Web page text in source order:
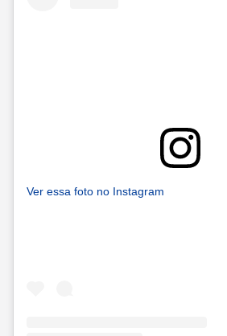
Ver essa foto no Instagram